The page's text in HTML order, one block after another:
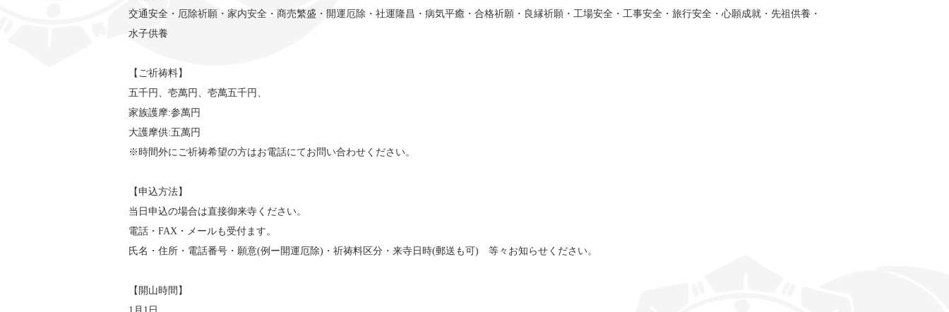
交通安全・厄除祈願・家内安全・商売繁盛・開運厄除・社運隆昌・病気平癒・合格祈願・良縁祈願・工場安全・工事安全・旅行安全・心願成就・先祖供養・
水子供養
【ご祈祷料】
五千円、壱萬円、壱萬五千円、
家族護摩:参萬円
大護摩供:五萬円
※時間外にご祈祷希望の方はお電話にてお問い合わせください。
【申込方法】
当日申込の場合は直接御来寺ください。
電話・FAX・メールも受付ます。
氏名・住所・電話番号・願意(例ー開運厄除)・祈祷料区分・来寺日時(郵送も可) 等々お知らせください。
【開山時間】